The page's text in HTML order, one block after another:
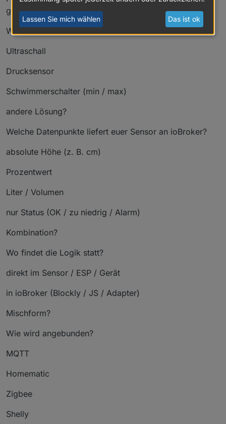
genutzt habt), würde mich interessieren:
Welche Art von Sensor?
Ultraschall
Drucksensor
Schwimmerschalter (min / max)
andere Lösung?
Welche Datenpunkte liefert euer Sensor an ioBroker?
absolute Höhe (z. B. cm)
Prozentwert
Liter / Volumen
nur Status (OK / zu niedrig / Alarm)
Kombination?
Wo findet die Logik statt?
direkt im Sensor / ESP / Gerät
in ioBroker (Blockly / JS / Adapter)
Mischform?
Wie wird angebunden?
MQTT
Homematic
Zigbee
Shelly
Lassen Sie mich wählen Das ist ok